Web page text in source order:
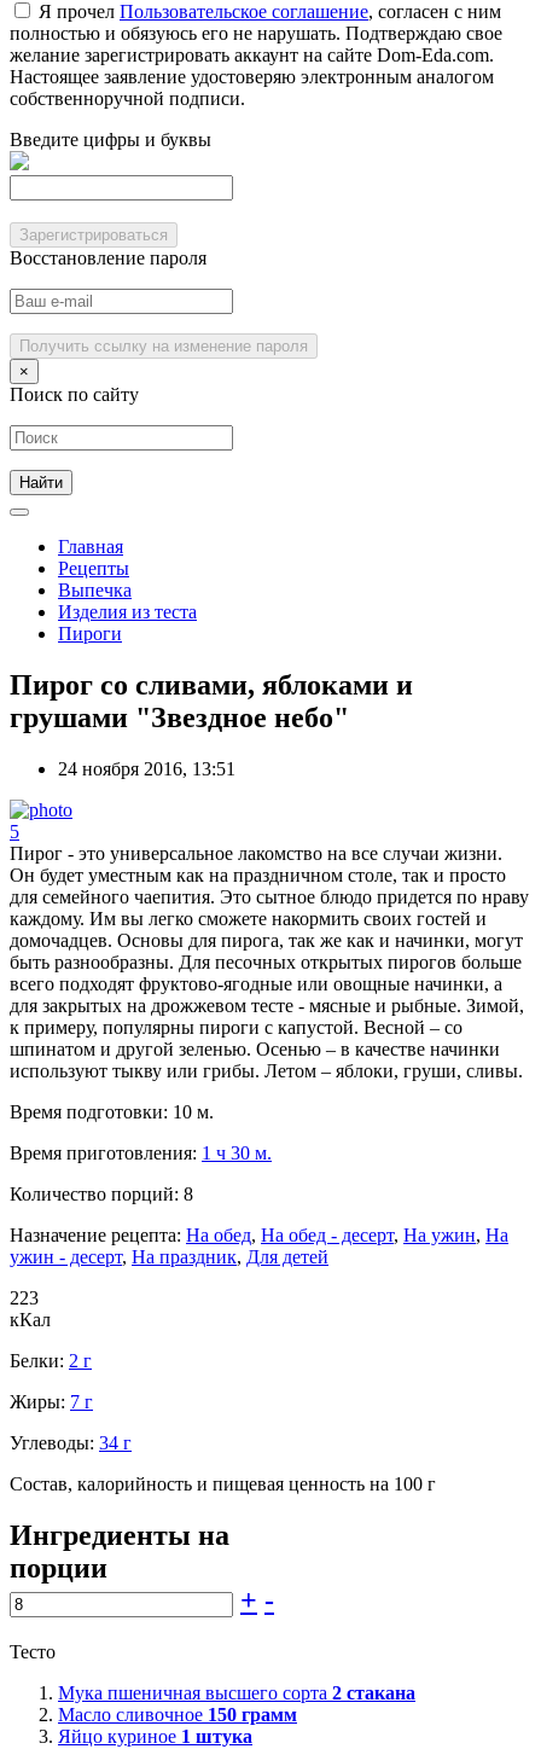
Я прочел Пользовательское соглашение, согласен с ним
полностью и обязуюсь его не нарушать. Подтверждаю свое
желание зарегистрировать аккаунт на сайте Dom-Eda.com.
Настоящее заявление удостоверяю электронным аналогом
собственноручной подписи.
Введите цифры и буквы
Зарегистрироваться
Восстановление пароля
Получить ссылку на изменение пароля
×
Поиск по сайту
Главная
Рецепты
Выпечка
Изделия из теста
Пироги
Пирог со сливами, яблоками и
грушами "Звездное небо"
24 ноября 2016, 13:51
5
Пирог - это универсальное лакомство на все случаи жизни.
Он будет уместным как на праздничном столе, так и просто
для семейного чаепития. Это сытное блюдо придется по нраву
каждому. Им вы легко сможете накормить своих гостей и
домочадцев. Основы для пирога, так же как и начинки, могут
быть разнообразны. Для песочных открытых пирогов больше
всего подходят фруктово-ягодные или овощные начинки, а
для закрытых на дрожжевом тесте - мясные и рыбные. Зимой,
к примеру, популярны пироги с капустой. Весной – со
шпинатом и другой зеленью. Осенью – в качестве начинки
используют тыкву или грибы. Летом – яблоки, груши, сливы.
Время подготовки: 10 м.
Время приготовления: 1 ч 30 м.
Количество порций: 8
Назначение рецепта: На обед, На обед - десерт, На ужин, На
ужин - десерт, На праздник, Для детей
223
кКал
Белки: 2 г
Жиры: 7 г
Углеводы: 34 г
Состав, калорийность и пищевая ценность на 100 г
Ингредиенты на
порции
+ -
Тесто
Мука пшеничная высшего сорта 2 стакана
Масло сливочное 150 грамм
Яйцо куриное 1 штука